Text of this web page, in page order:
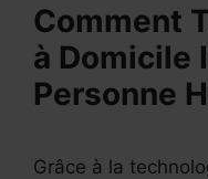
Comment
à Domicile
Personne
Grâce à la